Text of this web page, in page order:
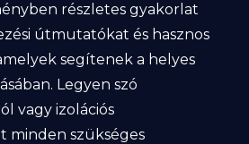
részletes gyakorlat
útmutatókat és hasznos
segítenek a helyes
Legyen szó
vagy izolációs
minden szükséges